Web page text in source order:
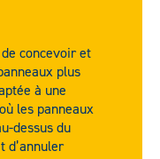
concevoir et
plus
à une
les panneaux
dessus du
d’annuler